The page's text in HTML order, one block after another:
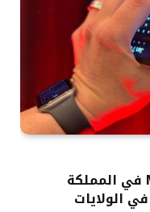
سعر هاتف Motorola Razr Fold في المملكة
الولايات